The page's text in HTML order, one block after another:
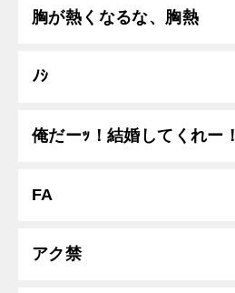
胸が熱くなるな、胸熱
ﾉｼ
俺だーｯ！結婚してくれー！
FA
アク禁